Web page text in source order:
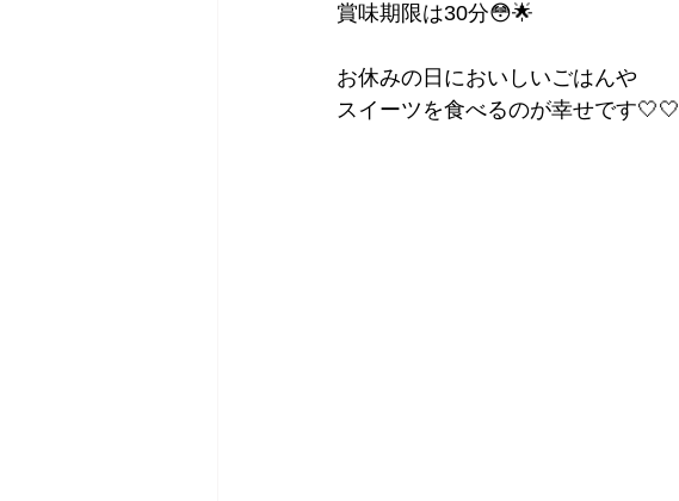
賞味期限は30分😳🌟
お休みの日においしいごはんや
スイーツを食べるのが幸せです🤍🤍